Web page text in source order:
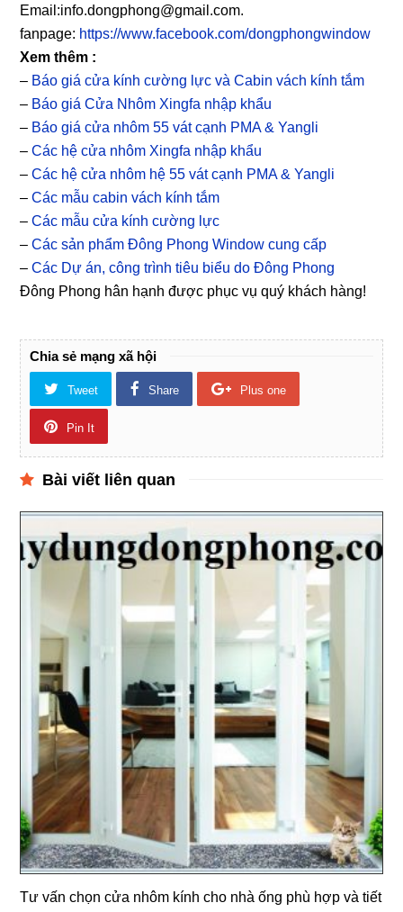
Email:info.dongphong@gmail.com.
fanpage: https://www.facebook.com/dongphongwindow
Xem thêm :
– Báo giá cửa kính cường lực và Cabin vách kính tắm
– Báo giá Cửa Nhôm Xingfa nhập khẩu
– Báo giá cửa nhôm 55 vát cạnh PMA & Yangli
–Các hệ cửa nhôm Xingfa nhập khẩu
–Các hệ cửa nhôm hệ 55 vát cạnh PMA & Yangli
–Các mẫu cabin vách kính tắm
–Các mẫu cửa kính cường lực
–Các sản phẩm Đông Phong Window cung cấp
–Các Dự án, công trình tiêu biểu do Đông Phong
Đông Phong hân hạnh được phục vụ quý khách hàng!
Chia sẻ mạng xã hội
Tweet Share Plus one
Pin It
Bài viết liên quan
Tư vấn chọn cửa nhôm kính cho nhà ống phù hợp và tiết